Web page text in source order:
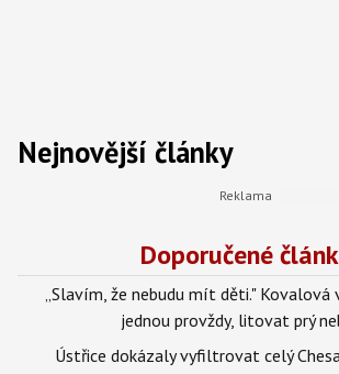
Nejnovější články
Doporučené
„Slavím, že nebudu mít děti."
jednou provždy, litovat prý
Ústřice dokázaly vyfiltrovat celý